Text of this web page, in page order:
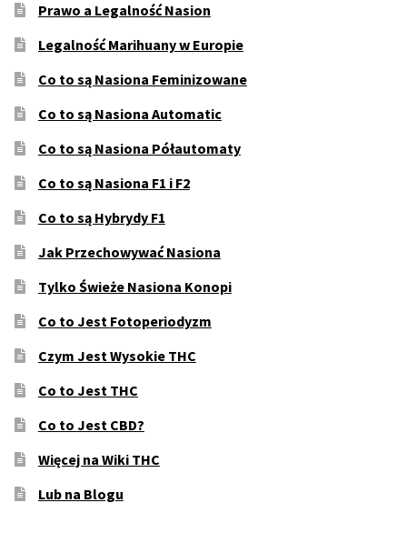
Prawo a Legalność Nasion
Legalność Marihuany w Europie
Co to są Nasiona Feminizowane
Co to są Nasiona Automatic
Co to są Nasiona Półautomaty
Co to są Nasiona F1 i F2
Co to są Hybrydy F1
Jak Przechowywać Nasiona
Tylko Świeże Nasiona Konopi
Co to Jest Fotoperiodyzm
Czym Jest Wysokie THC
Co to Jest THC
Co to Jest CBD?
Więcej na Wiki THC
Lub na Blogu